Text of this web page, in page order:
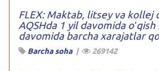
FLEX: Maktab, litsey va kollej
AQSHda 1 yil davomida
davomida barcha xarajatlar
Barcha soha| 269142